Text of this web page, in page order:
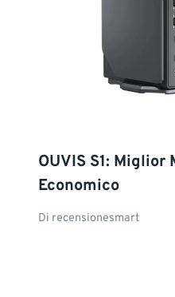
OUVIS S1: Miglior
Economico
Di recensionesmart